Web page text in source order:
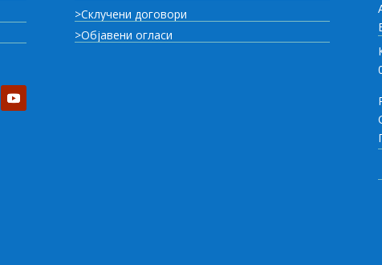
>Склучени договори
>Објавени огласи